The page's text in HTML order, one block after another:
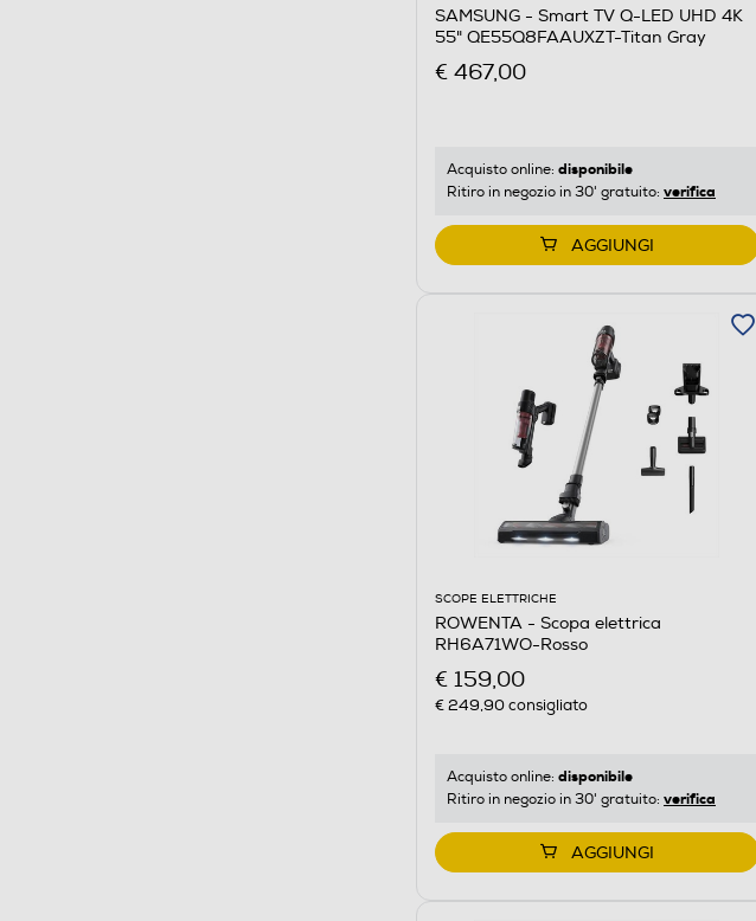
SAMSUNG - Smart TV Q-LED UHD 4K
55" QE55Q8FAAUXZT-Titan Gray
€ 467,00
Acquisto online: disponibile
Ritiro in negozio in 30' gratuito: verifica
AGGIUNGI
SCOPE ELETTRICHE
ROWENTA - Scopa elettrica
RH6A71WO-Rosso
€ 159,00
€ 249,90consigliato
Acquisto online: disponibile
Ritiro in negozio in 30' gratuito: verifica
AGGIUNGI